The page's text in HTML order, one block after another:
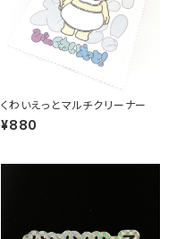
くわいえっとマルチクリーナー
¥880